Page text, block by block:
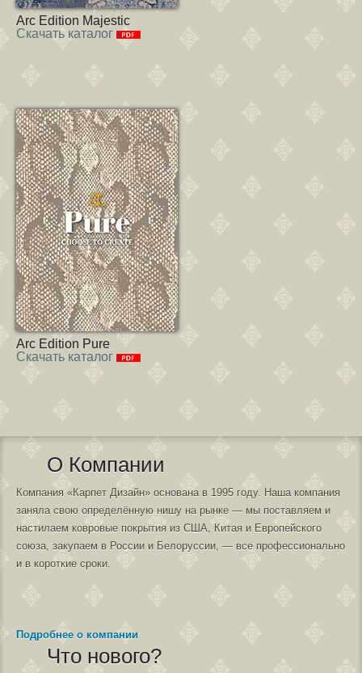
Arc Edition Majestic
Скачать каталог
Arc Edition Pure
Скачать каталог
О Компании
Компания «Карпет Дизайн» основана в 1995 году. Наша компания
заняла свою определённую нишу на рынке — мы поставляем и
настилаем ковровые покрытия из США, Китая и Европейского
союза, закупаем в России и Белоруссии, — все профессионально
и в короткие сроки.
Подробнее о компании
Что нового?